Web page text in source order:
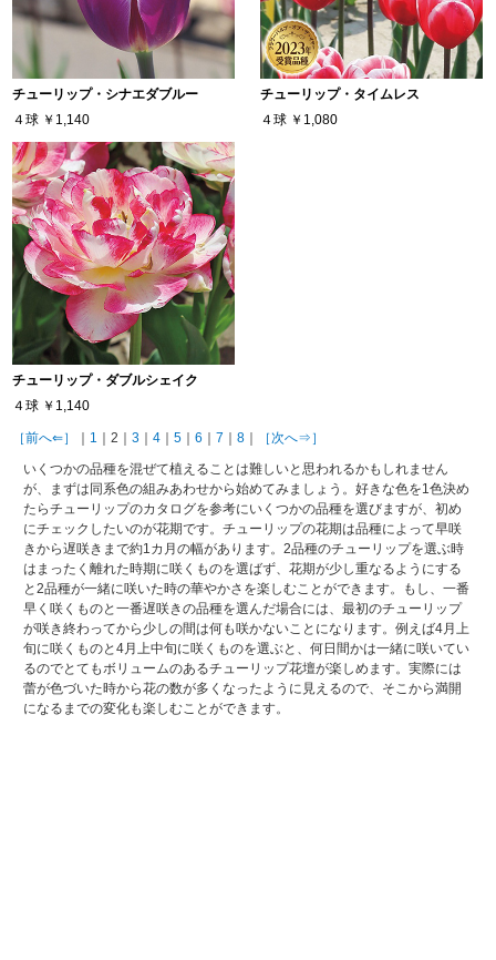
チューリップ・シナエダブルー
４球 ￥1,140
チューリップ・タイムレス
４球 ￥1,080
チューリップ・ダブルシェイク
４球 ￥1,140
［前へ⇐］ 1 ｜2｜3 ｜4 ｜5 ｜6 ｜7 ｜8
［次へ⇒］
いくつかの品種を混ぜて植えることは難しいと思われるかもしれません
が、まずは同系色の組みあわせから始めてみましょう。好きな色を1色決め
たらチューリップのカタログを参考にいくつかの品種を選びますが、初め
にチェックしたいのが花期です。チューリップの花期は品種によって早咲
きから遅咲きまで約1カ月の幅があります。2品種のチューリップを選ぶ時
はまったく離れた時期に咲くものを選ばず、花期が少し重なるようにする
と2品種が一緒に咲いた時の華やかさを楽しむことができます。もし、一番
早く咲くものと一番遅咲きの品種を選んだ場合には、最初のチューリップ
が咲き終わってから少しの間は何も咲かないことになります。例えば4月上
旬に咲くものと4月上中旬に咲くものを選ぶと、何日間かは一緒に咲いてい
るのでとてもボリュームのあるチューリップ花壇が楽しめます。実際には
蕾が色づいた時から花の数が多くなったように見えるので、そこから満開
になるまでの変化も楽しむことができます。